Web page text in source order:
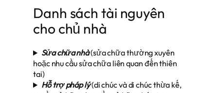
Danh sách tài nguyên
cho chủ nhà
Sửa chữa nhà(sửa chữa thường xuyên
hoặc nhu cầu sửa chữa liên quan đến thiên
tai)
Hỗ trợ pháp lý(di chúc và di chúc thừa kế,